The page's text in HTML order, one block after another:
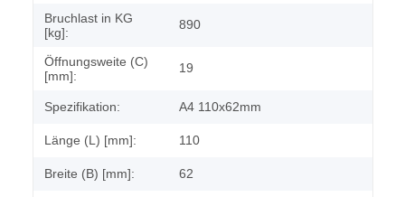
Bruchlast in KG
[kg]:
890
Öffnungsweite (C)
[mm]:
19
Spezifikation: A4 110x62mm
Länge (L) [mm]: 110
Breite (B) [mm]: 62